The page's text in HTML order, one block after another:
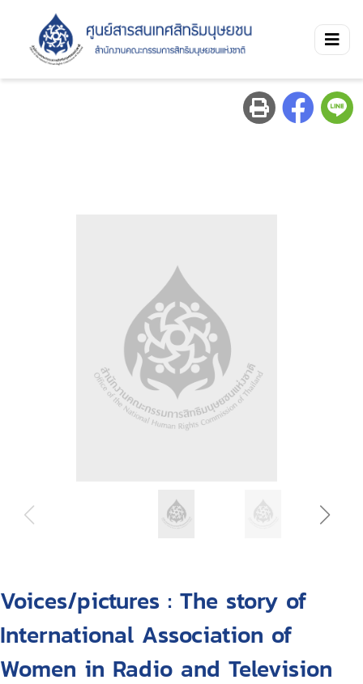
Voices/pictures : The story of
International Association of
Women in Radio and Television